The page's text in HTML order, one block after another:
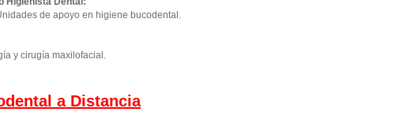
de apoyo en higiene bucodental.
y cirugía maxilofacial.
a Distancia